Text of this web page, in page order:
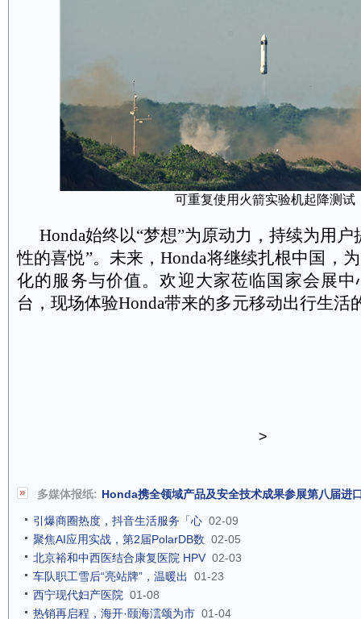
可重复使用火箭实验机起降测试
Honda始终以“梦想”为原动力，持续为用户
性的喜悦”。未来，Honda将继续扎根中国，
化的服务与价值。欢迎大家莅临国家会展中
台，现场体验Honda带来的多元移动出行生活
>
多媒体报纸: Honda携全领域产品及安全技术成果参展第八届进
引爆商圈热度，抖音生活服务「心 02-09
聚焦AI应用实战，第2届PolarDB数 02-05
北京裕和中西医结合康复医院 HPV 02-03
车队职工雪后“亮站牌”，温暖出
01-23
西宁现代妇产医院 01-08
热销再启程，海开·颐海澐颂为市 01-04